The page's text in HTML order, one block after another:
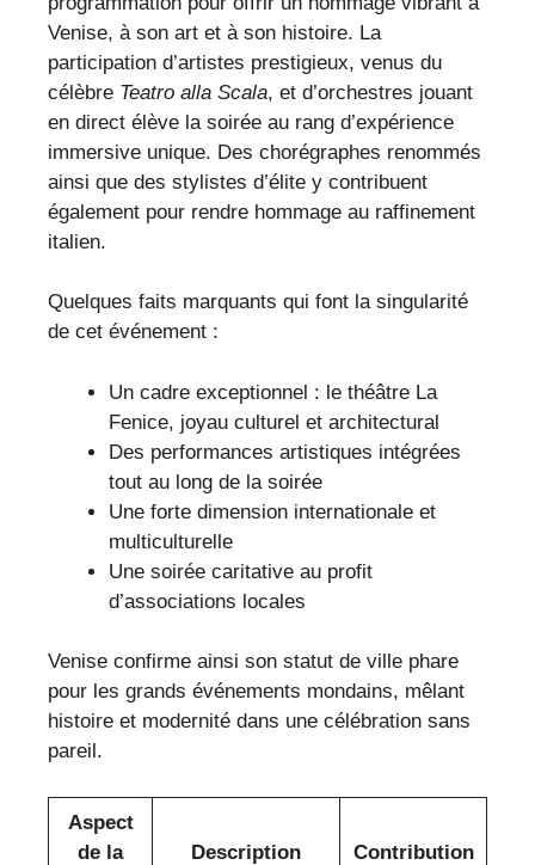
Venise, à son art et à son histoire. La
participation d’artistes prestigieux, venus du
célèbre Teatro alla Scala, et d’orchestres jouant
en direct élève la soirée au rang d’expérience
immersive unique. Des chorégraphes renommés
ainsi que des stylistes d’élite y contribuent
également pour rendre hommage au raffinement
italien.
Quelques faits marquants qui font la singularité
de cet événement :
Un cadre exceptionnel : le théâtre La
Fenice, joyau culturel et architectural
Des performances artistiques intégrées
tout au long de la soirée
Une forte dimension internationale et
multiculturelle
Une soirée caritative au profit
d’associations locales
Venise confirme ainsi son statut de ville phare
pour les grands événements mondains, mêlant
histoire et modernité dans une célébration sans
pareil.
Aspect
de la
Description Contribution